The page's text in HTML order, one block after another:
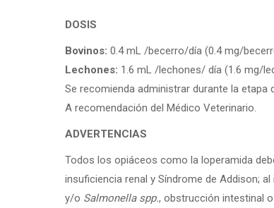
DOSIS
Bovinos: 0.4 mL /becerro/día (0.4 mg/
Lechones: 1.6 mL /lechones/ día (1.6 mg/
Se recomienda administrar durante la etapa
A recomendación del Médico Veterinario.
ADVERTENCIAS
Todos los opiáceos como la loperamida
insuficiencia renal y Síndrome de Addison;
y/o Salmonella spp., obstrucción intestinal